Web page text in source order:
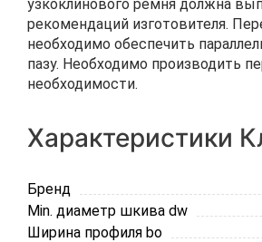
узкоклинового ремня должна
рекомендаций изготовителя.
необходимо обеспечить
пазу. Необходимо производить
необходимости.
Характеристики
Бренд
Min. диаметр шкива dw
Ширина профиля bo